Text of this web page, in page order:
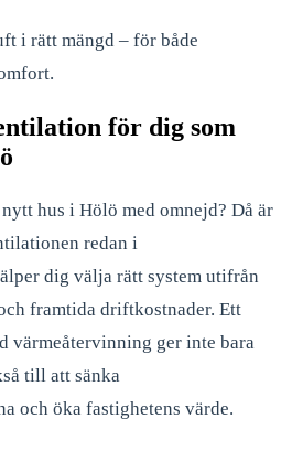
i rätt mängd – för både
för dig som
hus i Hölö med omnejd? Då är
redan i
dig välja rätt system utifrån
framtida driftkostnader. Ett
värmeåtervinning ger inte bara
till att sänka
och öka fastighetens värde.